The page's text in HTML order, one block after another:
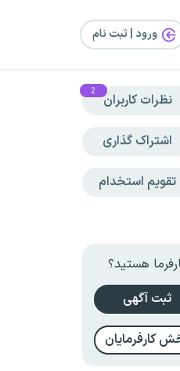
ورود | ثبت‌ نام
نظرات کاربران 2
اشتراک گذاری
تقویم استخدام
هستید؟
ثبت آگهی
کارفرمایان